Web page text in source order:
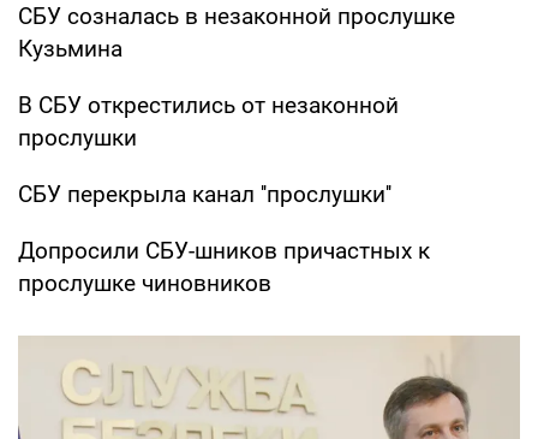
СБУ созналась в незаконной прослушке
Кузьмина
В СБУ открестились от незаконной
прослушки
СБУ перекрыла канал ''прослушки''
Допросили СБУ-шников причастных к
прослушке чиновников